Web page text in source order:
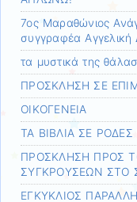
7ος Μαραθώνιος
συγγραφέα
τα μυστικά της
ΠΡΟΣΚΛΗΣΗ ΣΕ
ΟΙΚΟΓΕΝΕΙΑ
ΤΑ ΒΙΒΛΙΑ ΣΕ
ΠΡΟΣΚΛΗΣΗ ΠΡΟΣ
ΣΥΓΚΡΟΥΣΕΩΝ ΣΤΟ
ΕΓΚΥΚΛΙΟΣ